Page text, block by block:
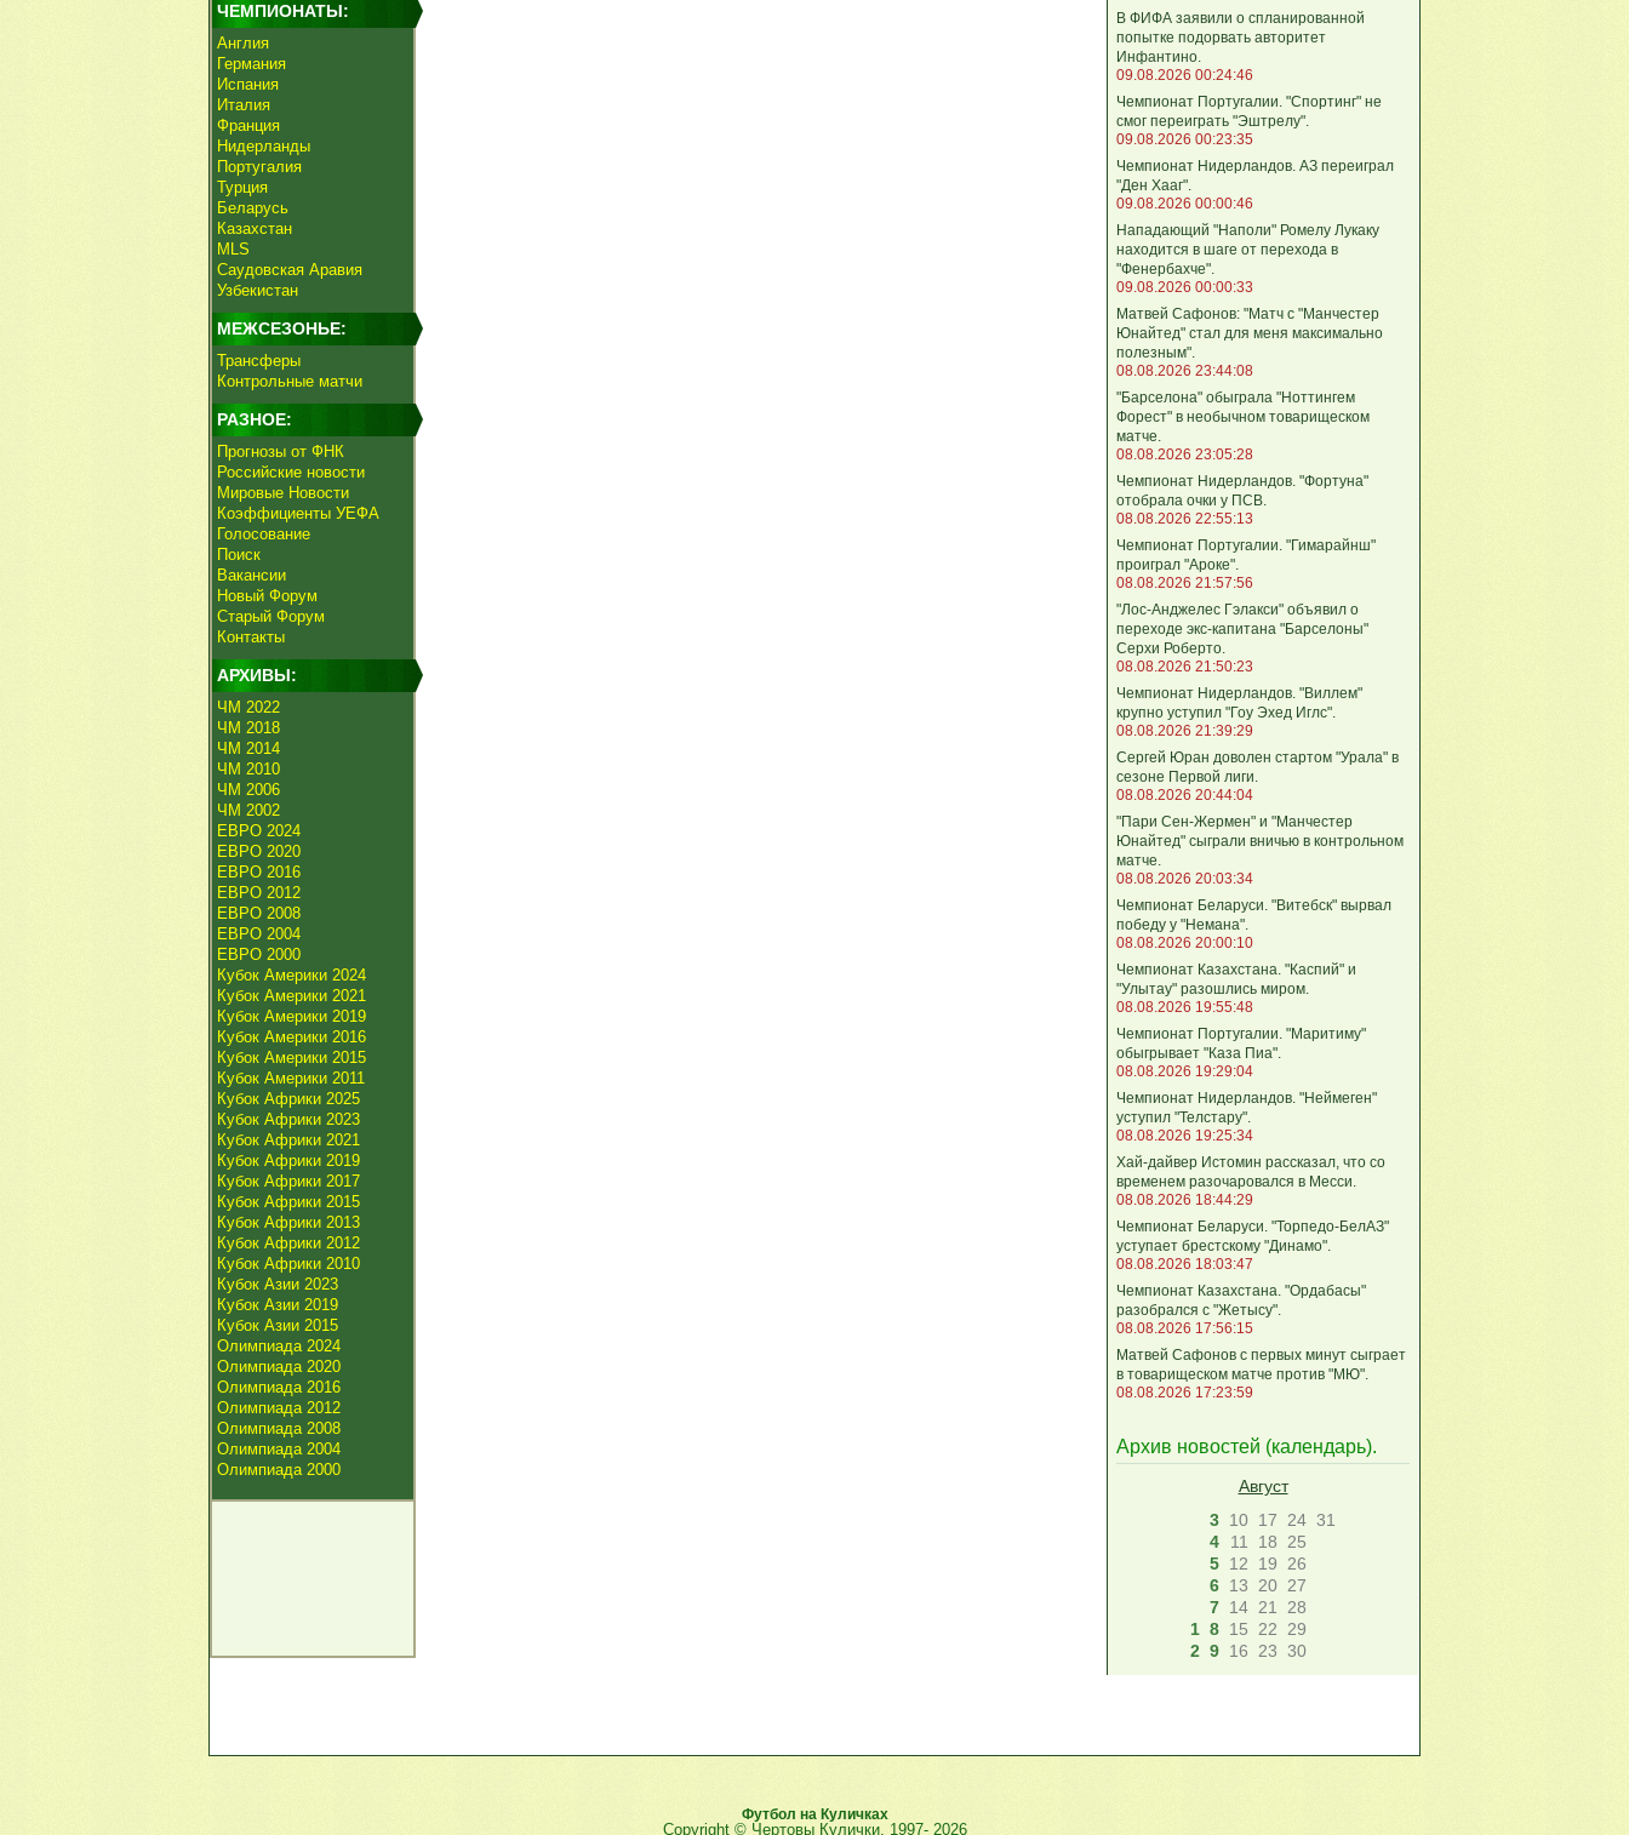
ЧЕМПИОНАТЫ:
Англия
Германия
Испания
Италия
Франция
Нидерланды
Португалия
Турция
Беларусь
Казахстан
MLS
Саудовская Аравия
Узбекистан
МЕЖСЕЗОНЬЕ:
Трансферы
Контрольные матчи
РАЗНОЕ:
Прогнозы от ФНК
Российские новости
Мировые Новости
Коэффициенты УЕФА
Голосование
Поиск
Вакансии
Новый Форум
Старый Форум
Контакты
АРХИВЫ:
ЧМ 2022
ЧМ 2018
ЧМ 2014
ЧМ 2010
ЧМ 2006
ЧМ 2002
ЕВРО 2024
ЕВРО 2020
ЕВРО 2016
ЕВРО 2012
ЕВРО 2008
ЕВРО 2004
ЕВРО 2000
Кубок Америки 2024
Кубок Америки 2021
Кубок Америки 2019
Кубок Америки 2016
Кубок Америки 2015
Кубок Америки 2011
Кубок Африки 2025
Кубок Африки 2023
Кубок Африки 2021
Кубок Африки 2019
Кубок Африки 2017
Кубок Африки 2015
Кубок Африки 2013
Кубок Африки 2012
Кубок Африки 2010
Кубок Азии 2023
Кубок Азии 2019
Кубок Азии 2015
Олимпиада 2024
Олимпиада 2020
Олимпиада 2016
Олимпиада 2012
Олимпиада 2008
Олимпиада 2004
Олимпиада 2000
В ФИФА заявили о спланированной
попытке подорвать авторитет
Инфантино.
09.08.2026 00:24:46
Чемпионат Португалии. "Спортинг" не
смог переиграть "Эштрелу".
09.08.2026 00:23:35
Чемпионат Нидерландов. АЗ переиграл
"Ден Хааг".
09.08.2026 00:00:46
Нападающий "Наполи" Ромелу Лукаку
находится в шаге от перехода в
"Фенербахче".
09.08.2026 00:00:33
Матвей Сафонов: "Матч с "Манчестер
Юнайтед" стал для меня максимально
полезным".
08.08.2026 23:44:08
"Барселона" обыграла "Ноттингем
Форест" в необычном товарищеском
матче.
08.08.2026 23:05:28
Чемпионат Нидерландов. "Фортуна"
отобрала очки у ПСВ.
08.08.2026 22:55:13
Чемпионат Португалии. "Гимарайнш"
проиграл "Ароке".
08.08.2026 21:57:56
"Лос-Анджелес Гэлакси" объявил о
переходе экс-капитана "Барселоны"
Серхи Роберто.
08.08.2026 21:50:23
Чемпионат Нидерландов. "Виллем"
крупно уступил "Гоу Эхед Иглс".
08.08.2026 21:39:29
Сергей Юран доволен стартом "Урала" в
сезоне Первой лиги.
08.08.2026 20:44:04
"Пари Сен-Жермен" и "Манчестер
Юнайтед" сыграли вничью в контрольном
матче.
08.08.2026 20:03:34
Чемпионат Беларуси. "Витебск" вырвал
победу у "Немана".
08.08.2026 20:00:10
Чемпионат Казахстана. "Каспий" и
"Улытау" разошлись миром.
08.08.2026 19:55:48
Чемпионат Португалии. "Маритиму"
обыгрывает "Каза Пиа".
08.08.2026 19:29:04
Чемпионат Нидерландов. "Неймеген"
уступил "Телстару".
08.08.2026 19:25:34
Хай-дайвер Истомин рассказал, что со
временем разочаровался в Месси.
08.08.2026 18:44:29
Чемпионат Беларуси. "Торпедо-БелАЗ"
уступает брестскому "Динамо".
08.08.2026 18:03:47
Чемпионат Казахстана. "Ордабасы"
разобрался с "Жетысу".
08.08.2026 17:56:15
Матвей Сафонов с первых минут сыграет
в товарищеском матче против "МЮ".
08.08.2026 17:23:59
Архив новостей (календарь).
Август
3 10 17 24 31
4
11 18
25
5 12 19
26
6 13 20 27
7 14 21
28
1 8 15 22
29
2 9 16 23 30
Футбол на Куличках
Copyright © Чертовы Кулички, 1997- 2026